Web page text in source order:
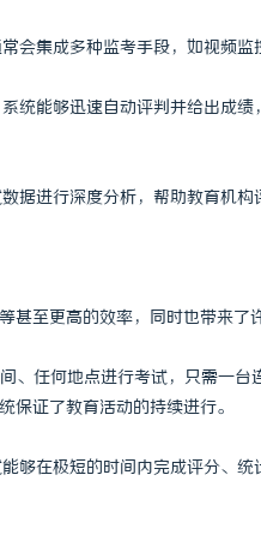
会集成多种监考手段，如视频
统能够迅速自动评判并给出成
据进行深度分析，帮助教育机构
甚至更高的效率，同时也带来了
、任何地点进行考试，只需一
保证了教育活动的持续进行。
够在极短的时间内完成评分、